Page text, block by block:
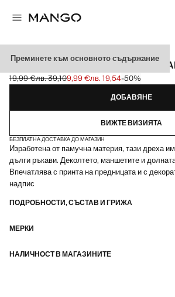
Преминете към основното съдържание
СУИТЧЪР С ПРИНТ ОТ СМЕСЕН
Задраскана първоначална цена [19,99 € лв.
19,99 €лв. 39,10
Текуща цена [9,99 € лв. 19,54]
9,99 €лв. 19,54-50%
Изберете цвят
ДОБАВЯНЕ
ВИЖТЕ ВИЗИЯТА
БЕЗПЛАТНА ДОСТАВКА ДО МАГАЗИН
Изработена от памучна материя, тази дреха
дълги ръкави. Деколтето, маншетите и
Впечатлява с принта на предницата и с
надпис
ПОДРОБНОСТИ, СЪСТАВ И ГРИЖА
МЕРКИ
НАЛИЧНОСТ В МАГАЗИНИТЕ